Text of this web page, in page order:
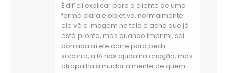
É difícil explicar para o cliente de uma
forma clara e objetiva, normalmente
ele vê a imagem na tela e acha que já
está pronta, mas quando imprimi, sai
borrada aí ele corre para pedir
socorro, a IA nos ajuda na criação, mas
atrapalha a mudar a mente de quem